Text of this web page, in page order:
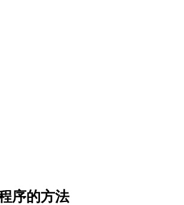
序的方法